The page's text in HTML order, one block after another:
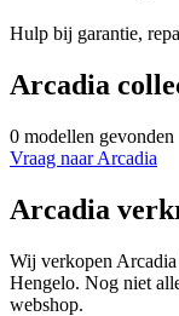
Hulp bij garantie,
Arcadia
0 modellen gevonden
Vraag naar Arcadia
Arcadia
Wij verkopen
Hengelo. Nog niet
webshop.